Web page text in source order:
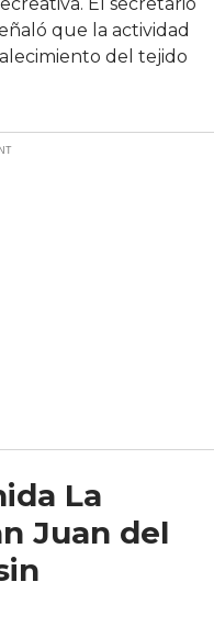
que la actividad
del tejido
La
Juan del